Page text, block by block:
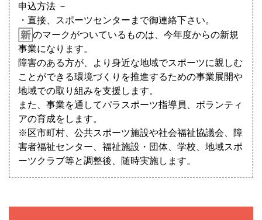
申込方法 －
・直接、スポーツセンターまで御連絡下さい。
のマークがついているものは、今年度からの新規
事業になります。
障害のある方が、より身近な地域でスポーツに親しむ
ことができる環境づくりを推進するための事業展開や
地域での取り組みを支援します。
また、事業を通してパラスポーツ指導員、ボランティ
アの育成をします。
※区市町村、公共スポーツ施設や社会福祉協議会、障
害者福祉センター、福祉施設・団体、学校、地域スポ
ーツクラブ等と調整後、随時実施します。